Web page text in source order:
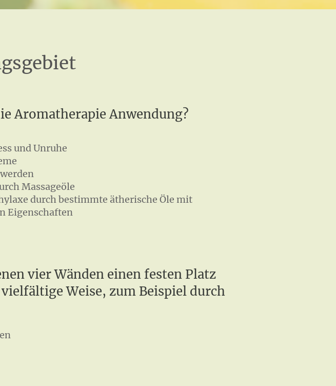
Aromatherapie Anwendung?
und Unruhe
Massageöle
durch bestimmte ätherische Öle mit
Eigenschaften
vier Wänden einen festen Platz
Weise, zum Beispiel durch